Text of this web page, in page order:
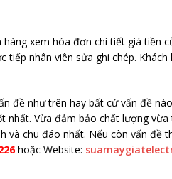
hàng xem hóa đơn chi tiết giá tiền
nhân viên sửa ghi chép.
đề như trên hay bất cứ vấn đề
Vừa đảm bảo chất lượng vừa
và chu đáo nhất. Nếu còn vấn đề
hoặc Website: